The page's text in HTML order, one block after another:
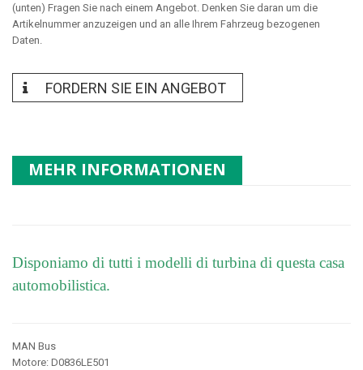
(unten) Fragen Sie nach einem Angebot. Denken Sie daran um die
Artikelnummer anzuzeigen und an alle Ihrem Fahrzeug bezogenen
Daten.
FORDERN SIE EIN ANGEBOT
MEHR INFORMATIONEN
Disponiamo di tutti i modelli di turbina di questa casa
automobilistica.
MAN Bus
Motore: D0836LE501